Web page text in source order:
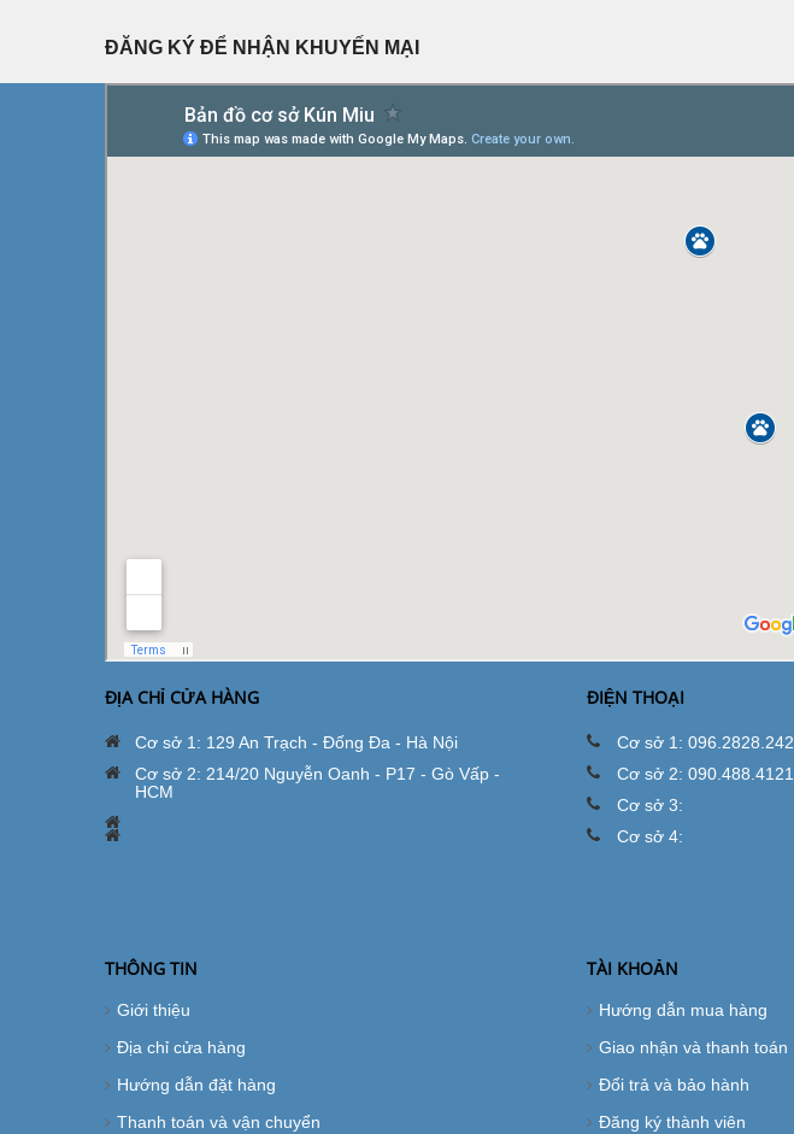
ĐĂNG KÝ ĐỂ NHẬN KHUYẾN MẠI
ĐỊA CHỈ CỬA HÀNG
Cơ sở 1: 129 An Trạch - Đống Đa - Hà Nội
Cơ sở 2: 214/20 Nguyễn Oanh - P17 - Gò Vấp -
HCM
ĐIỆN THOẠI
Cơ sở 1: 096.2828.242
Cơ sở 2: 090.488.4121
Cơ sở 3:
Cơ sở 4:
THÔNG TIN
Giới thiệu
Địa chỉ cửa hàng
Hướng dẫn đặt hàng
Thanh toán và vận chuyển
TÀI KHOẢN
Hướng dẫn mua hàng
Giao nhận và thanh toán
Đổi trả và bảo hành
Đăng ký thành viên